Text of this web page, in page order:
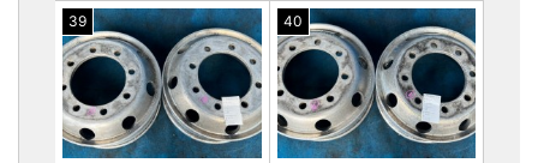
39 40